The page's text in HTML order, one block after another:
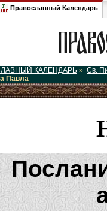
Православный Календарь
КАЛЕНДАРЬ » Св.
Павла